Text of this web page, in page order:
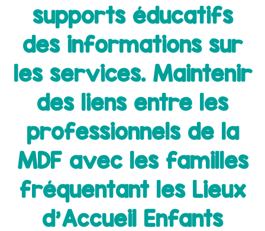
supports éducatifs
des informations sur
les services. Maintenir
des liens entre les
professionnels de la
MDF avec les familles
fréquentant les Lieux
d'Accueil Enfants